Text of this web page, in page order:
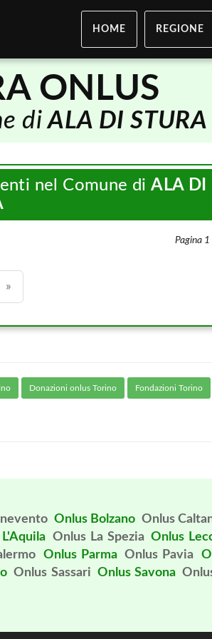
HOME REGIONE
ONLUS
diALA DI STURA
nel Comune diALA DI
Pagina 1
»
Donazioni onlus Torino Fondazioni Torino
Onlus Bolzano Onlus
Onlus La Spezia Onlus
Onlus Parma Onlus Pavia
Onlus Sassari Onlus Savona